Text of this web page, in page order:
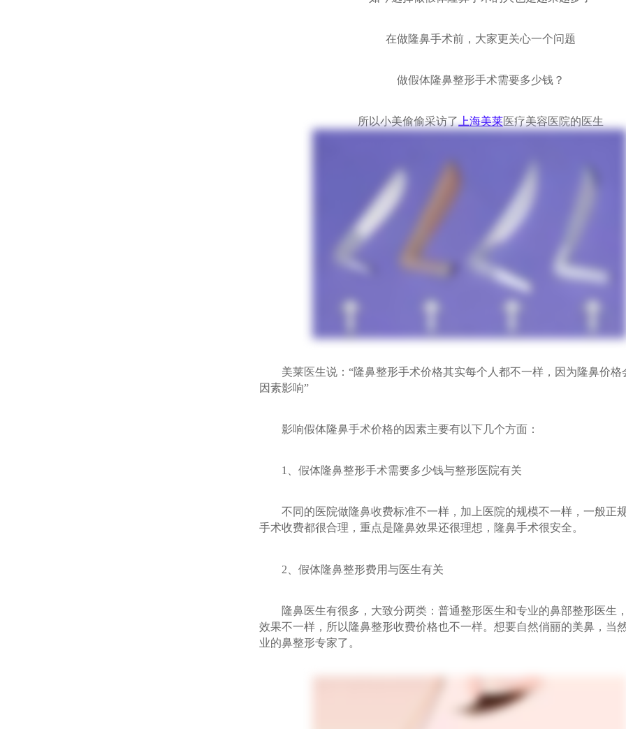
在做隆鼻手术前，大家更关心一个问题
做假体隆鼻整形手术需要多少钱？
所以小美偷偷采访了 上海美莱医疗美容医院的医生
美莱医生说：“隆鼻整形手术价格其实每个人都不一样，因为隆鼻价格
因素影响”
影响假体隆鼻手术价格的因素主要有以下几个方面：
1、假体隆鼻整形手术需要多少钱与整形医院有关
不同的医院做隆鼻收费标准不一样，加上医院的规模不一样，一般正
手术收费都很合理，重点是隆鼻效果还很理想，隆鼻手术很安全。
2、假体隆鼻整形费用与医生有关
隆鼻医生有很多，大致分两类：普通整形医生和专业的鼻部整形医生
效果不一样，所以隆鼻整形收费价格也不一样。想要自然俏丽的美鼻，当
业的鼻整形专家了。